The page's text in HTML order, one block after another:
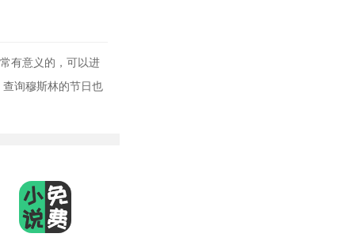
有意义的，可以进
询穆斯林的节日也